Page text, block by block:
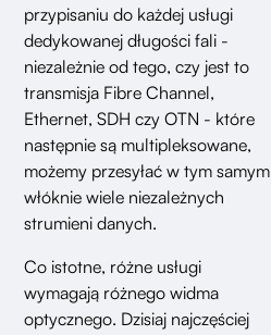
przypisaniu do każdej usługi
dedykowanej długości fali -
niezależnie od tego, czy jest to
transmisja Fibre Channel,
Ethernet, SDH czy OTN - które
następnie są multipleksowane,
możemy przesyłać w tym samym
włóknie wiele niezależnych
strumieni danych.
Co istotne, różne usługi
wymagają różnego widma
optycznego. Dzisiaj najczęściej